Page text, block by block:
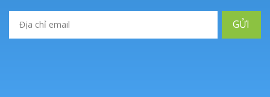
GỬI